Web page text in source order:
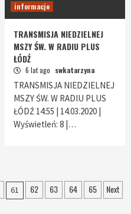
informacje
TRANSMISJA NIEDZIELNEJ
MSZY ŚW. W RADIU PLUS
ŁÓDŹ
6 lat ago swkatarzyna
TRANSMISJA NIEDZIELNEJ
MSZY ŚW. W RADIU PLUS
ŁÓDŹ 14:55 | 14.03.2020 |
Wyświetleń: 8 |…
61 62 63 64 65 Next